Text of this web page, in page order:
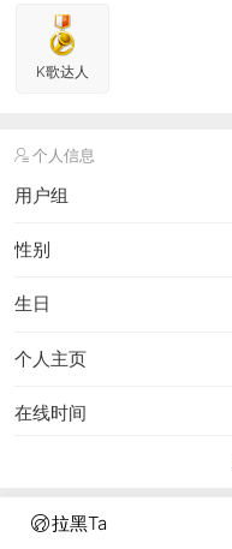
拉黑Ta
K歌达人
个人信息
用户组
性别
生日
个人主页
在线时间
最后访问